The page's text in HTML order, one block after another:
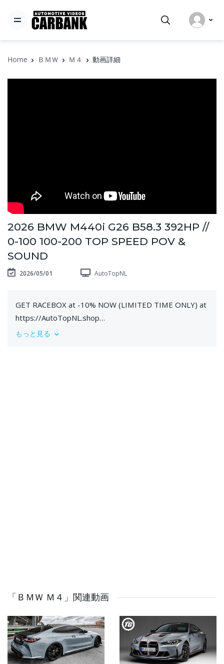
Home ＢＭＷ Ｍ４ 動画詳細
2026 BMW M440i G26 B58.3 392HP //
0-100 100-200 TOP SPEED POV &
SOUND
2026/05/01 AutoTopNL
GET RACEBOX at -10% NOW (LIMITED TIME ONLY) at
https://AutoTopNL.shop
ALL NEW @BMWM M440i Gran Coupe with the new
#AutoTopNL #cars #autobahn #review
UK: Auto-Top is an honest and pure car filming and
testing company. We're not interested in eco & green
(unless it's like, really superfast). Screaming exhausts,
whining superchargers and blowing turbo's is what we
もっと見る
「ＢＭＷ Ｍ４」関連動画